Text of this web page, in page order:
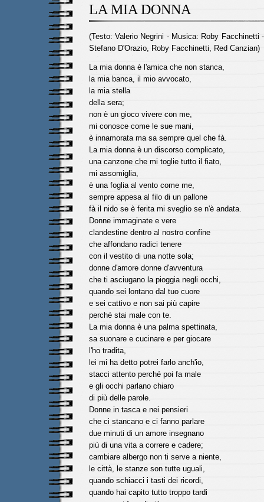
LA MIA DONNA
(Testo: Valerio Negrini - Musica: Roby Facchinetti
Stefano D'Orazio, Roby Facchinetti, Red Canzian)
La mia donna è l'amica che non stanca,
la mia banca, il mio avvocato,
la mia stella
della sera;
non è un gioco vivere con me,
mi conosce come le sue mani,
è innamorata ma sa sempre quel che fà.
La mia donna è un discorso complicato,
una canzone che mi toglie tutto il fiato,
mi assomiglia,
è una foglia al vento come me,
sempre appesa al filo di un pallone
fà il nido se è ferita mi sveglio se n'è andata.
Donne immaginate e vere
clandestine dentro al nostro confine
che affondano radici tenere
con il vestito di una notte sola;
donne d'amore donne d'avventura
che ti asciugano la pioggia negli occhi,
quando sei lontano dal tuo cuore
e sei cattivo e non sai più capire
perché stai male con te.
La mia donna è una palma spettinata,
sa suonare e cucinare e per giocare
l'ho tradita,
lei mi ha detto potrei farlo anch'io,
stacci attento perché poi fa male
e gli occhi parlano chiaro
di più delle parole.
Donne in tasca e nei pensieri
che ci stancano e ci fanno parlare
due minuti di un amore insegnano
più di una vita a correre e cadere;
cambiare albergo non ti serve a niente,
le città, le stanze son tutte uguali,
quando schiacci i tasti dei ricordi,
quando hai capito tutto troppo tardi